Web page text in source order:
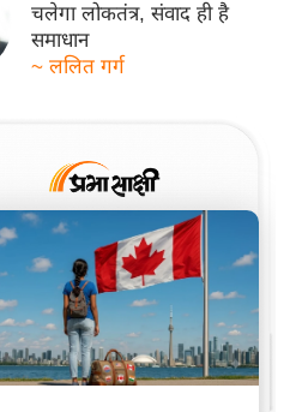
चलेगा लोकतंत्र, संवाद ही है
समाधान
~ ललित गर्ग